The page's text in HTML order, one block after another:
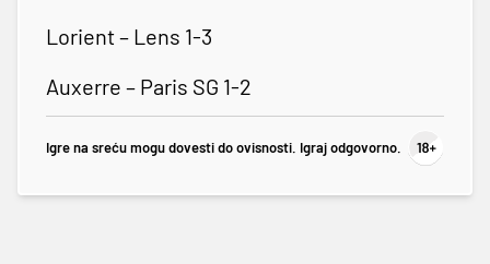
Lorient – Lens 1-3
Auxerre – Paris SG 1-2
Igre na sreću mogu dovesti do ovisnosti. Igraj odgovorno.